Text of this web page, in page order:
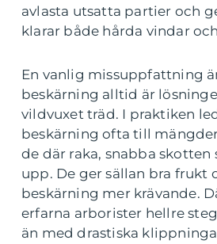
avlasta utsatta partier och
klarar både hårda vindar
En vanlig missuppfattning
beskärning alltid är
vildvuxet träd. I praktiken
beskärning ofta till
de där raka, snabba
upp. De ger sällan bra frukt
beskärning mer krävande.
erfarna arborister hellre
än med drastiska